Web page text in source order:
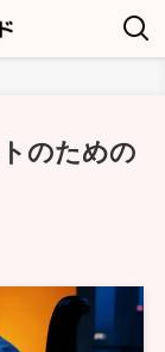
のための